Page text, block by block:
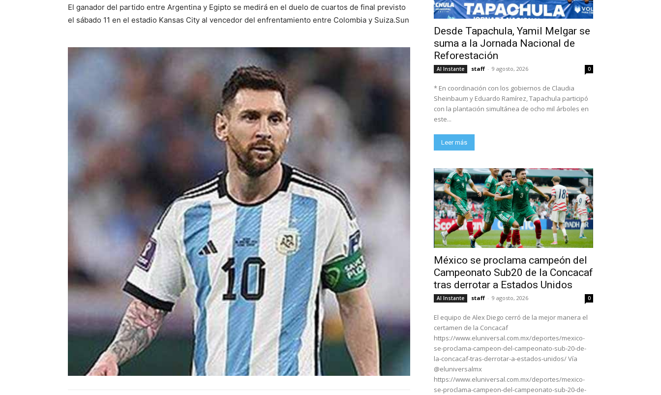
El ganador del partido entre Argentina y Egipto se medirá en el duelo de cuartos de final previsto
el sábado 11 en el estadio Kansas City al vencedor del enfrentamiento entre Colombia y Suiza.Sun
Desde Tapachula, Yamil Melgar se
suma a la Jornada Nacional de
Reforestación
Al Instante staff - 9 agosto, 2026 0
* En coordinación con los gobiernos de Claudia
Sheinbaum y Eduardo Ramírez, Tapachula participó
con la plantación simultánea de ocho mil árboles en
este...
Leer más
México se proclama campeón del
Campeonato Sub20 de la Concacaf
tras derrotar a Estados Unidos
Al Instante staff - 9 agosto, 2026 0
El equipo de Alex Diego cerró de la mejor manera el
certamen de la Concacaf
https://www.eluniversal.com.mx/deportes/mexico-
se-proclama-campeon-del-campeonato-sub-20-de-
la-concacaf-tras-derrotar-a-estados-unidos/ Vía
@eluniversalmx
https://www.eluniversal.com.mx/deportes/mexico-
se-proclama-campeon-del-campeonato-sub-20-de-